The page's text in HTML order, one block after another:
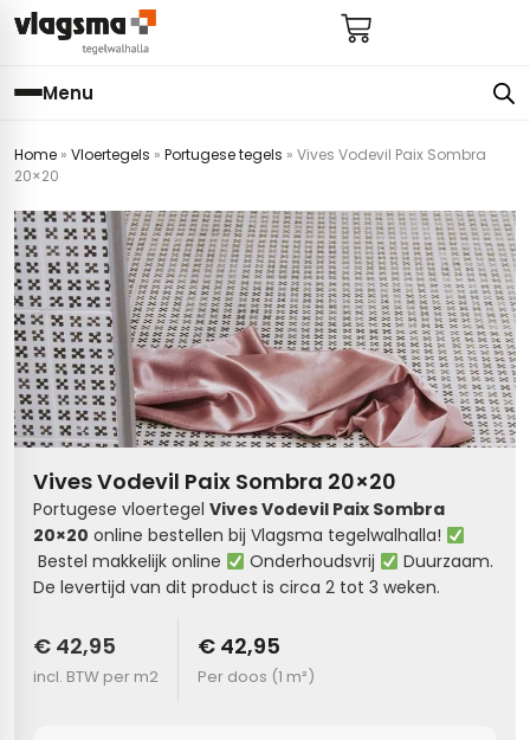
Menu
Home » Vloertegels » Portugese tegels » Vives Vodevil Paix Sombra
20×20
Vives Vodevil Paix Sombra 20×20
Portugese vloertegel Vives Vodevil Paix Sombra
20×20 online bestellen bij Vlagsma tegelwalhalla!
Bestel makkelijk online
Onderhoudsvrij
Duurzaam.
De levertijd van dit product is circa 2 tot 3 weken.
€ 42,95
incl. BTW per m2
€ 42,95
Per doos (1 m²)
badkamer
hal
keuken
toilet
woonkamer
(kloostertegels)
tegels
badkamer
bijkeuken
keuken
hal
toilet
(tot €25)